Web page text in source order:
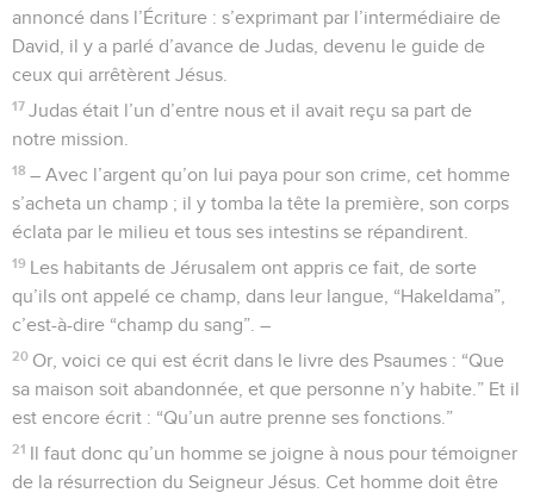
annoncé dans l’Écriture : s’exprimant par l’intermédiaire de
David, il y a parlé d’avance de Judas, devenu le guide de
ceux qui arrêtèrent Jésus.
17 Judas était l’un d’entre nous et il avait reçu sa part de
notre mission.
18 – Avec l’argent qu’on lui paya pour son crime, cet homme
s’acheta un champ ; il y tomba la tête la première, son corps
éclata par le milieu et tous ses intestins se répandirent.
19 Les habitants de Jérusalem ont appris ce fait, de sorte
qu’ils ont appelé ce champ, dans leur langue, “Hakeldama”,
c’est-à-dire “champ du sang”. –
20 Or, voici ce qui est écrit dans le livre des Psaumes : “Que
sa maison soit abandonnée, et que personne n’y habite.” Et il
est encore écrit : “Qu’un autre prenne ses fonctions.”
21 Il faut donc qu’un homme se joigne à nous pour témoigner
de la résurrection du Seigneur Jésus. Cet homme doit être